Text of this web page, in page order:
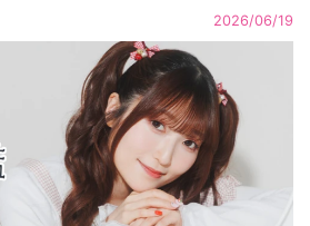
2026/06/19